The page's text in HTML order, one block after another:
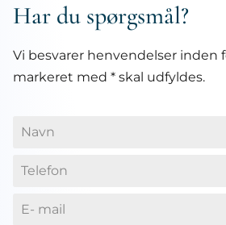
Har du spørgsmål?
Vi besvarer henvendelser inden
markeret med * skal udfyldes.